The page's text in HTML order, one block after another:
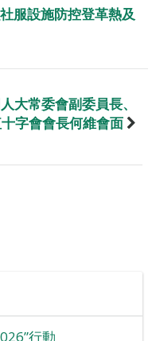
服設施防控登革熱及
大常委會副委員長、
字會會長何維會面
行動